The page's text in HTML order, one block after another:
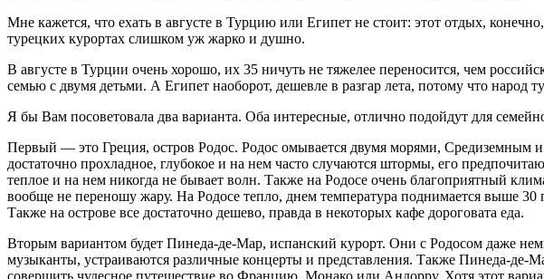
Мне кажется, что ехать в августе в Турцию или Египет не стоит: этот отдых,
турецких курортах слишком уж жарко и душно.
В августе в Турции очень хорошо, их 35 ничуть не тяжелее переносится, чем
семью с двумя детьми. А Египет наоборот, дешевле в разгар лета, потому что народ
Я бы Вам посоветовала два варианта. Оба интересные, отлично подойдут для
Первый — это Греция, остров Родос. Родос омывается двумя морями, Средиземным
достаточно прохладное, глубокое и на нем часто случаются штормы, его
теплое и на нем никогда не бывает волн. Также на Родосе очень благоприятный
вообще не переношу жару. На Родосе тепло, днем температура поднимается выше 30
Также на острове все достаточно дешево, правда в некоторых кафе дороговата еда.
Вторым вариантом будет Пинеда-де-Мар, испанский курорт. Они с Родосом даже
музыканты, устраиваются различные концерты и представления. Также Пинеда-де-
совершить чудесное путешествие во Францию, Монако или Андорру. Хотя этот